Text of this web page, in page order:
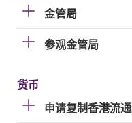
金管局
参观金管局
货币
申请复制香港流